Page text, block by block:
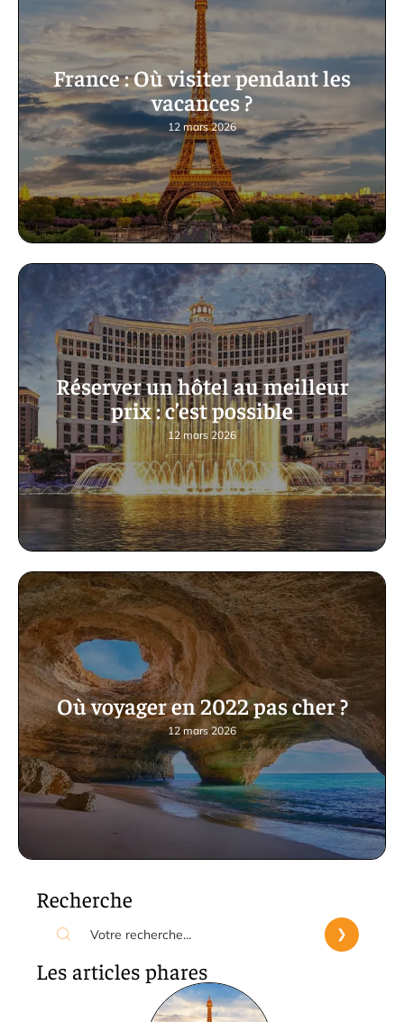
France : Où visiter pendant les
vacances ?
12 mars 2026
Réserver un hôtel au meilleur
prix : c’est possible
12 mars 2026
Où voyager en 2022 pas cher ?
12 mars 2026
Recherche
Les articles phares